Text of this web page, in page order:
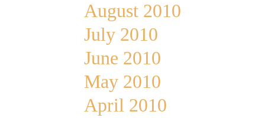
August 2010
July 2010
June 2010
May 2010
April 2010